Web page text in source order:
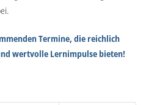
Termine, die reichlich
wertvolle Lernimpulse bieten!